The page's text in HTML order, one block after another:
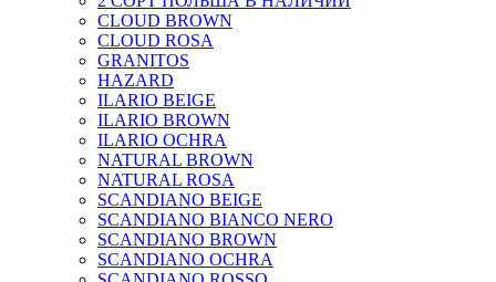
CLOUD BROWN
CLOUD ROSA
GRANITOS
HAZARD
ILARIO BEIGE
ILARIO BROWN
ILARIO OCHRA
NATURAL BROWN
NATURAL ROSA
SCANDIANO BEIGE
SCANDIANO BIANCO NERO
SCANDIANO BROWN
SCANDIANO OCHRA